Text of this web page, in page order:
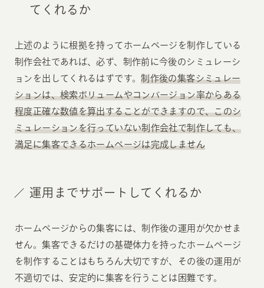
てくれるか
上述のように根拠を持ってホームページを制作している
制作会社であれば、必ず、制作前に今後のシミュレーシ
ョンを出してくれるはずです。制作後の集客シミュレー
ションは、検索ボリュームやコンバージョン率からある
程度正確な数値を算出することができますので、このシ
ミュレーションを行っていない制作会社で制作しても、
満足に集客できるホームページは完成しません
運用までサポートしてくれるか
ホームページからの集客には、制作後の運用が欠かせま
せん。集客できるだけの基礎体力を持ったホームページ
を制作することはもちろん大切ですが、その後の運用が
不適切では、安定的に集客を行うことは困難です。